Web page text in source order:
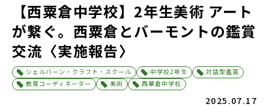
【西粟倉中学校】2年生美術 アート
が繋ぐ。西粟倉とバーモントの鑑賞
交流〈実施報告〉
シェルバーン・クラフト・スクール 中学校2年生
対話型鑑賞
教育コーディネーター
美術 西粟倉中学校
2025.07.17